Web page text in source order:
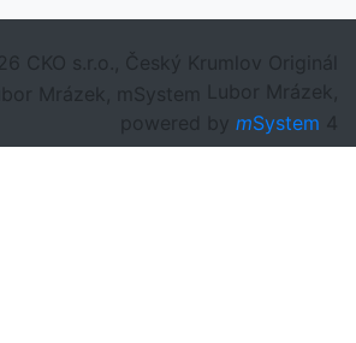
CKO s.r.o., Český Krumlov Originál
Lubor Mrázek,
powered by mSystem